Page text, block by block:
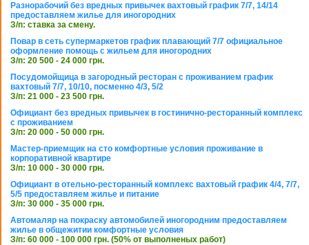
Разнорабочий без вредных привычек вахтовый график 7/7, 14/14
предоставляем жилье для иногородних
З/п: ставка за смену.
Повар в сеть супермаркетов график плавающий 7/7 официальное
оформление помощь с жильем для иногородних
З/п: 20 500 - 24 000 грн.
Посудомойщица в загородный ресторан с проживанием график
вахтовый 7/7, 10/10, посменно 4/3, 5/2
З/п: 21 000 - 23 500 грн.
Официант без вредных привычек в гостинично-ресторанный комплекс
с проживанием
З/п: 20 000 - 50 000 грн.
Мастер-приемщик на сто комфортные условия проживание в
корпоративной квартире
З/п: 10 000 - 30 000 грн.
Официант в отельно-ресторанный комплекс вахтовый график 4/4, 7/7,
5/5 предоставляем жилье и питание
З/п: 30 000 - 35 000 грн.
Автомаляр на покраску автомобилей иногородним предоставляем
жилье в общежитии комфортные условия
З/п: 60 000 - 100 000 грн. (50% от выполненых работ)